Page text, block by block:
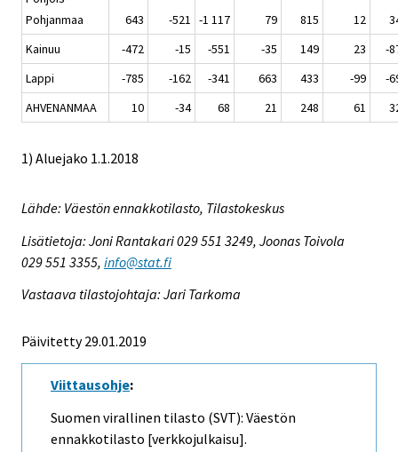
Pohjanmaa
643 -521 -1 117 79 815 12
Kainuu
-472 -15 -551 -35 149 23
-
Lappi
-785 -162 -341 663 433 -99
-
AHVENANMAA
10 -34 68 21 248 61
1) Aluejako 1.1.2018
Lähde: Väestön ennakkotilasto, Tilastokeskus
Lisätietoja: Joni Rantakari 029 551 3249, Joonas Toivola
029 551 3355, info@stat.fi
Vastaava tilastojohtaja: Jari Tarkoma
Päivitetty 29.01.2019
Viittausohje:
Suomen virallinen tilasto (SVT): Väestön
ennakkotilasto [verkkojulkaisu].